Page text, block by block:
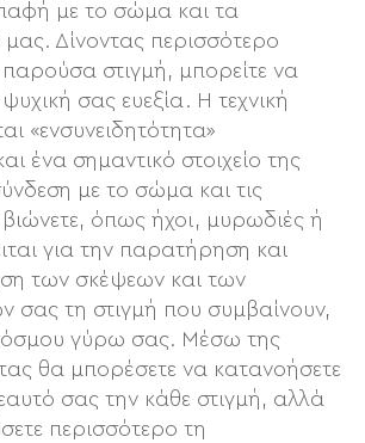
με το σώμα και τα
Δίνοντας περισσότερο
στιγμή, μπορείτε να
ψυχική σας ευεξία. Η τεχνική
«ενσυνειδητότητα»
ένα σημαντικό στοιχείο της
με το σώμα και τις
όπως ήχοι, μυρωδιές ή
για την παρατήρηση και
των σκέψεων και των
σας τη στιγμή που συμβαίνουν,
γύρω σας. Μέσω της
θα μπορέσετε να κατανοήσετε
σας την κάθε στιγμή, αλλά
περισσότερο τη